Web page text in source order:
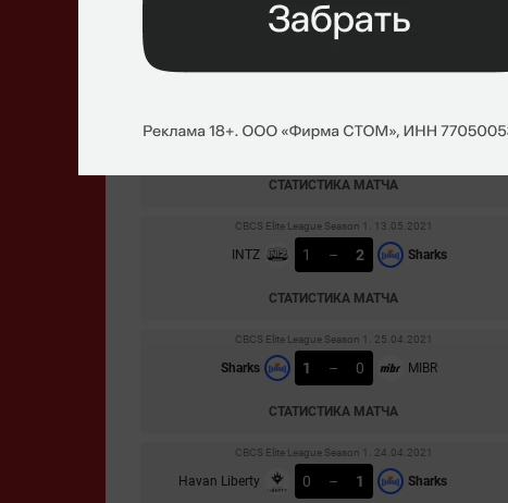
Последние матчи
Paqueta 0 – 2
СТАТИСТИКА МАТЧА
CBCS Elite League Season 1. 13.05.2021
INTZ 1 – 2 Sharks
СТАТИСТИКА МАТЧА
CBCS Elite League Season 1. 25.04.2021
Sharks 1 – 0 MIBR
СТАТИСТИКА МАТЧА
CBCS Elite League Season 1. 24.04.2021
Havan Liberty 0 – 1 Sharks